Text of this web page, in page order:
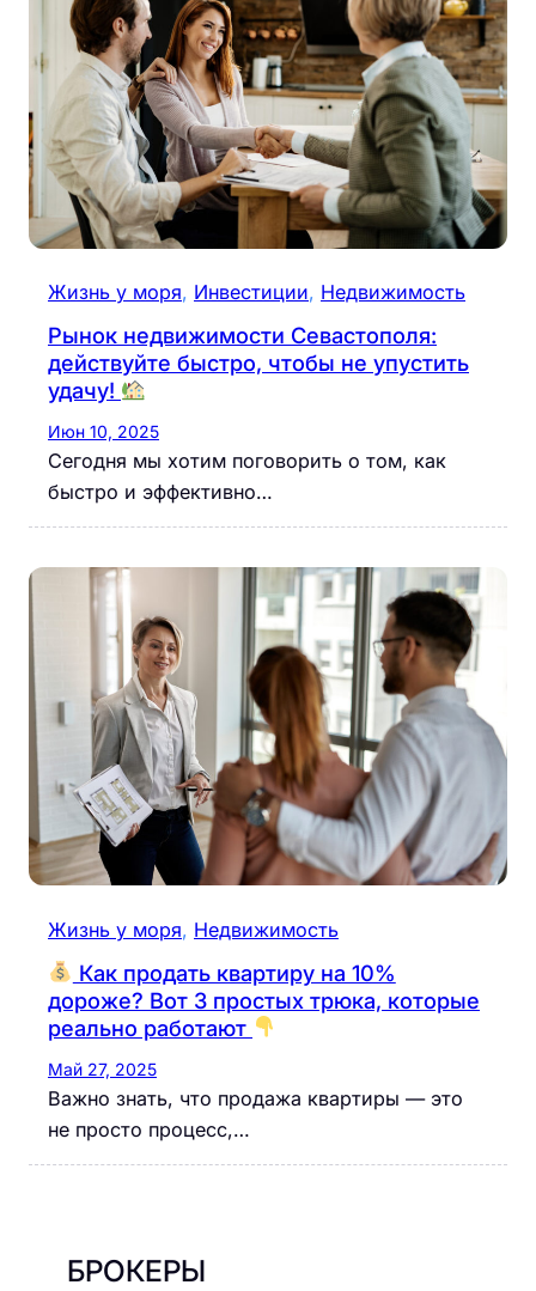
Жизнь у моря, Инвестиции, Недвижимость
Рынок недвижимости Севастополя:
действуйте быстро, чтобы не упустить
удачу!
Июн 10, 2025
Сегодня мы хотим поговорить о том, как
быстро и эффективно…
Жизнь у моря, Недвижимость
Как продать квартиру на 10%
дороже? Вот 3 простых трюка, которые
реально работают
Май 27, 2025
Важно знать, что продажа квартиры — это
не просто процесс,…
БРОКЕРЫ